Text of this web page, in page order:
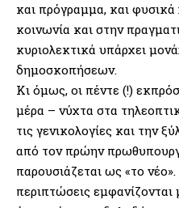
και πρόγραμμα, και
κοινωνία και στην
κυριολεκτικά υπάρχει
δημοσκοπήσεων.
Κι όμως, οι πέντε (!)
μέρα – νύχτα στα
τις γενικολογίες και την
από τον πρώην
παρουσιάζεται ως «το
περιπτώσεις εμφανίζονται